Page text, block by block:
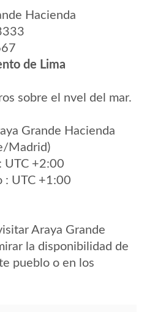
Hacienda
de Lima
sobre el nvel del mar.
Grande Hacienda
Madrid)
UTC +2:00
: UTC +1:00
Araya Grande
la disponibilidad de
pueblo o en los